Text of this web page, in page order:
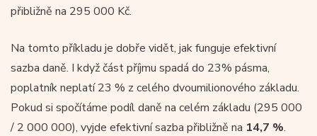
přibližně na 295 000 Kč.
Na tomto příkladu je dobře vidět, jak funguje efektivní
sazba daně. I když část příjmu spadá do 23% pásma,
poplatník neplatí 23 % z celého dvoumilionového základu.
Pokud si spočítáme podíl daně na celém základu (295 000
/ 2 000 000), vyjde efektivní sazba přibližně na 14,7 %.